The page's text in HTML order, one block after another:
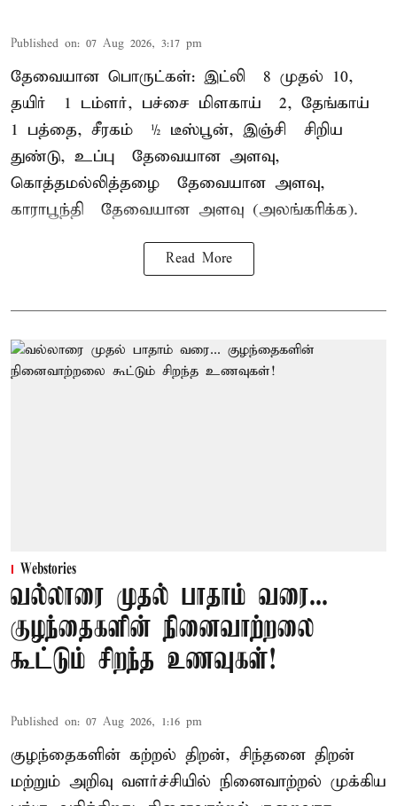
Published on: 07 Aug 2026, 3:17 pm
தேவையான பொருட்கள்: இட்லி – 8 முதல் 10,
தயிர் – 1 டம்ளர், பச்சை மிளகாய் – 2, தேங்காய் –
1 பத்தை, சீரகம் – ½ டீஸ்பூன், இஞ்சி – சிறிய
துண்டு, உப்பு – தேவையான அளவு,
கொத்தமல்லித்தழை – தேவையான அளவு,
காராபூந்தி – தேவையான அளவு (அலங்கரிக்க).
Read More
Webstories
வல்லாரை முதல் பாதாம் வரை...
குழந்தைகளின் நினைவாற்றலை
கூட்டும் சிறந்த உணவுகள்!
Published on: 07 Aug 2026, 1:16 pm
குழந்தைகளின் கற்றல் திறன், சிந்தனை திறன்
மற்றும் அறிவு வளர்ச்சியில் நினைவாற்றல் முக்கிய